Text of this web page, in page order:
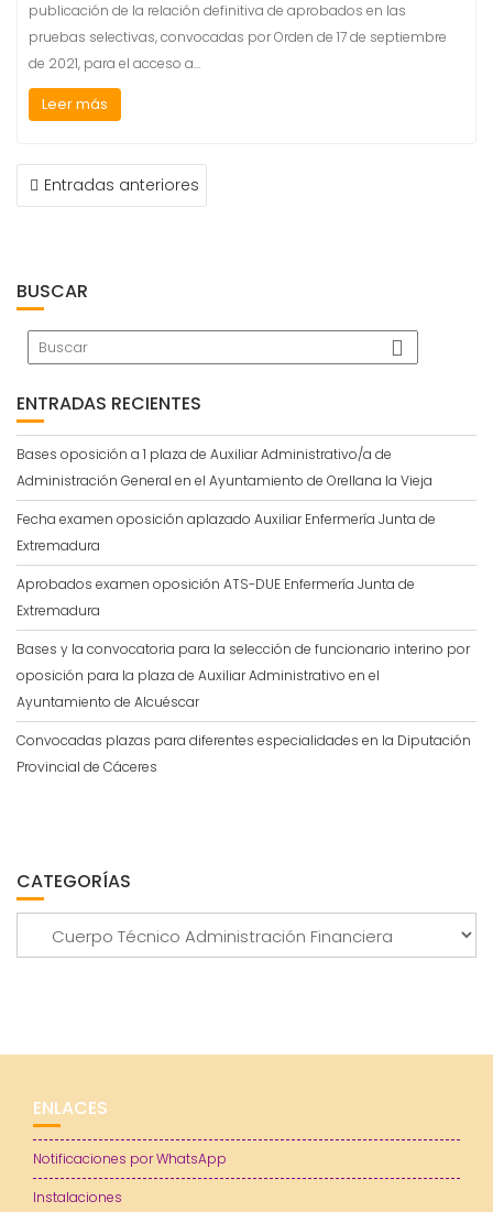
publicación de la relación definitiva de aprobados en las
pruebas selectivas, convocadas por Orden de 17 de septiembre
de 2021, para el acceso a…
Leer más
NAVEGACIÓN
DEEntradas anteriores
BUSCAR
ENTRADAS RECIENTES
Bases oposición a 1 plaza de Auxiliar Administrativo/a de
Administración General en el Ayuntamiento de Orellana la Vieja
Fecha examen oposición aplazado Auxiliar Enfermería Junta de
Extremadura
Aprobados examen oposición ATS-DUE Enfermería Junta de
Extremadura
Bases y la convocatoria para la selección de funcionario interino por
oposición para la plaza de Auxiliar Administrativo en el
Ayuntamiento de Alcuéscar
Convocadas plazas para diferentes especialidades en la Diputación
Provincial de Cáceres
CATEGORÍAS
ENLACES
Notificaciones por WhatsApp
Instalaciones